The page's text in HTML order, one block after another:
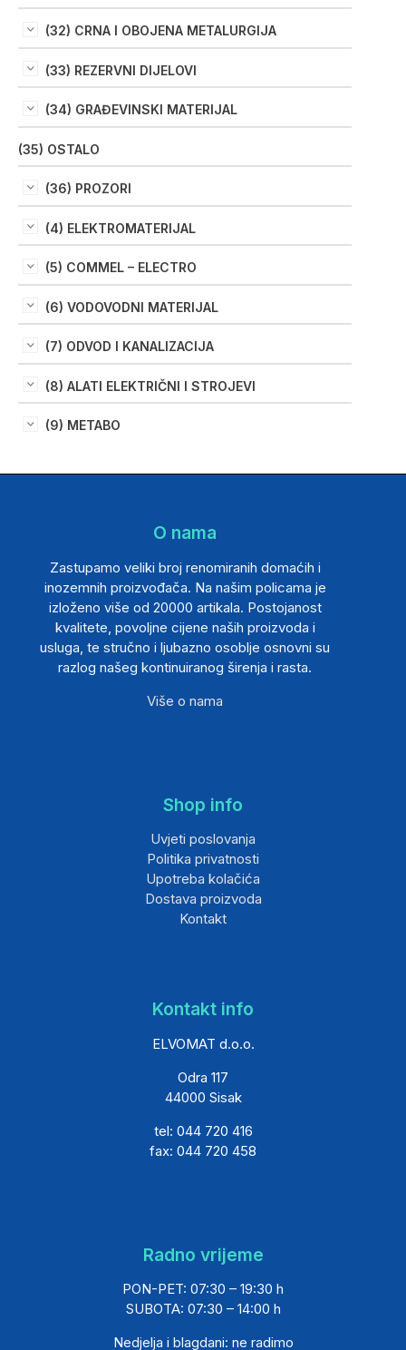
(32) CRNA I OBOJENA METALURGIJA
(33) REZERVNI DIJELOVI
(34) GRAĐEVINSKI MATERIJAL
(35) OSTALO
(36) PROZORI
(4) ELEKTROMATERIJAL
(5) COMMEL – ELECTRO
(6) VODOVODNI MATERIJAL
(7) ODVOD I KANALIZACIJA
(8) ALATI ELEKTRIČNI I STROJEVI
(9) METABO
O nama
Zastupamo veliki broj renomiranih domaćih i
inozemnih proizvođača. Na našim policama je
izloženo više od 20000 artikala. Postojanost
kvalitete, povoljne cijene naših proizvoda i
usluga, te stručno i ljubazno osoblje osnovni su
razlog našeg kontinuiranog širenja i rasta.
Više o nama
Shop info
Uvjeti poslovanja
Politika privatnosti
Upotreba kolačića
Dostava proizvoda
Kontakt
Kontakt info
ELVOMAT d.o.o.
Odra 117
44000 Sisak
tel: 044 720 416
fax: 044 720 458
Radno vrijeme
PON-PET: 07:30 – 19:30 h
SUBOTA: 07:30 – 14:00 h
Nedjelja i blagdani: ne radimo